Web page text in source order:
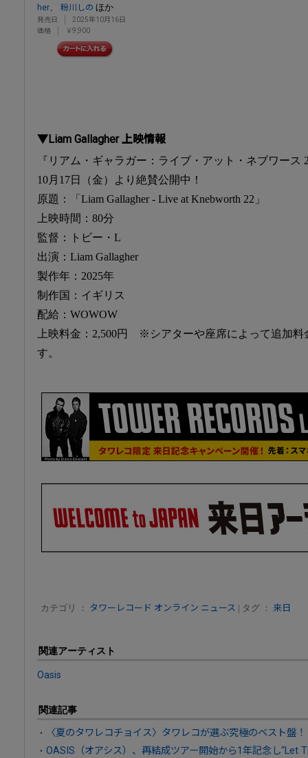
her
粉川しの ほか
発売日
2025年10月16日
価格
￥9,900
▼Liam Gallagher 上映情報
『リアム・ギャラガー：ライブ・アット・ネブワース
10月17日（金）より絶賛公開中！
原題：「Liam Gallagher - Live at Knebworth 22」
上映時間：80分
監督：トビー・L
出演：Liam Gallagher
製作年：2025年
制作国：イギリス
配給：WOWOW
上映料金：2,500円 ※シアターや座席によって追加料
す。
カテゴリ ： タワーレコード オンライン ニュース | タグ ： 来日
関連アーティスト
Oasis
関連記事
〈夏のタワレコチョイス〉タワレコが選ぶ究極のベスト盤！
OASIS（オアシス）、再結成ツアー開始から1年記念し“Let